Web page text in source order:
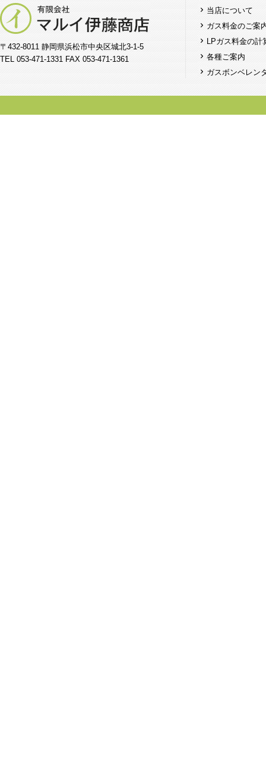
〒432-8011 静岡県浜松市中央区城北3-1-5
TEL 053-471-1331 FAX 053-471-1361
当店について
ガス料金のご案
LPガス料金の計
各種ご案内
ガスボンベレン